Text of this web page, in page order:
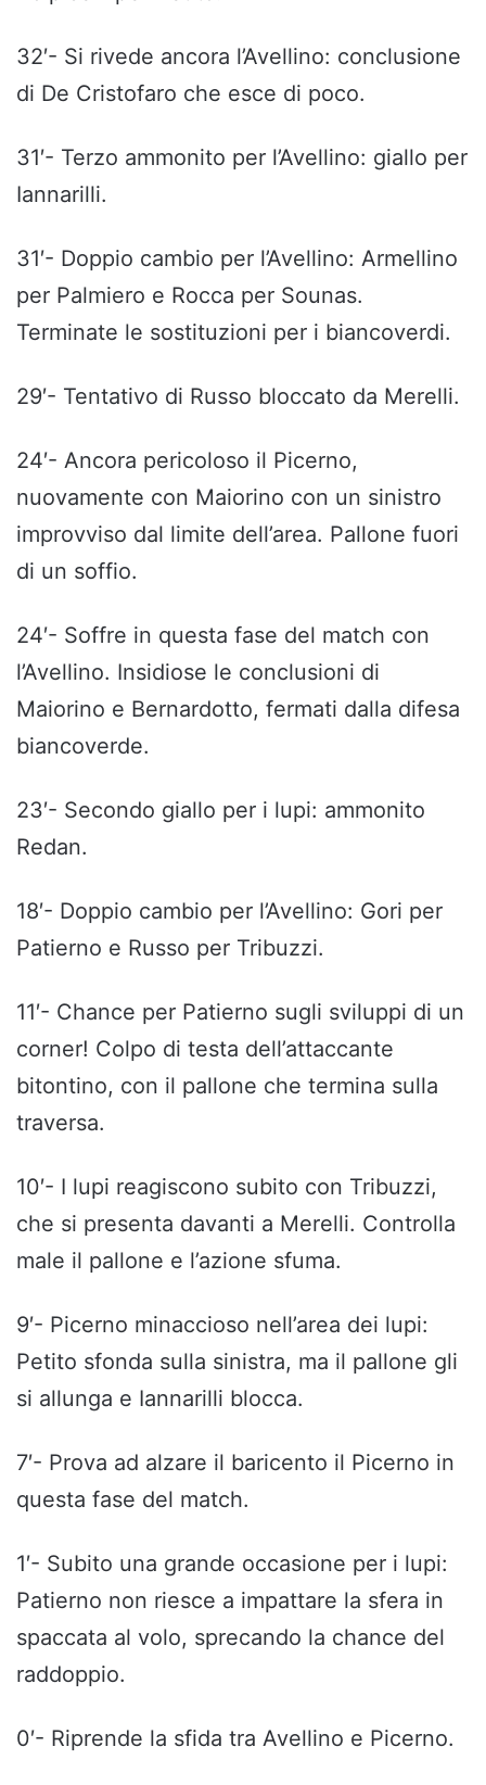
32′- Si rivede ancora l’Avellino: conclusione
di De Cristofaro che esce di poco.
31′- Terzo ammonito per l’Avellino: giallo per
Iannarilli.
31′- Doppio cambio per l’Avellino: Armellino
per Palmiero e Rocca per Sounas.
Terminate le sostituzioni per i biancoverdi.
29′- Tentativo di Russo bloccato da Merelli.
24′- Ancora pericoloso il Picerno,
nuovamente con Maiorino con un sinistro
improvviso dal limite dell’area. Pallone fuori
di un soffio.
24′- Soffre in questa fase del match con
l’Avellino. Insidiose le conclusioni di
Maiorino e Bernardotto, fermati dalla difesa
biancoverde.
23′- Secondo giallo per i lupi: ammonito
Redan.
18′- Doppio cambio per l’Avellino: Gori per
Patierno e Russo per Tribuzzi.
11′- Chance per Patierno sugli sviluppi di un
corner! Colpo di testa dell’attaccante
bitontino, con il pallone che termina sulla
traversa.
10′- I lupi reagiscono subito con Tribuzzi,
che si presenta davanti a Merelli. Controlla
male il pallone e l’azione sfuma.
9′- Picerno minaccioso nell’area dei lupi:
Petito sfonda sulla sinistra, ma il pallone gli
si allunga e Iannarilli blocca.
7′- Prova ad alzare il baricento il Picerno in
questa fase del match.
1′- Subito una grande occasione per i lupi:
Patierno non riesce a impattare la sfera in
spaccata al volo, sprecando la chance del
raddoppio.
0′- Riprende la sfida tra Avellino e Picerno.